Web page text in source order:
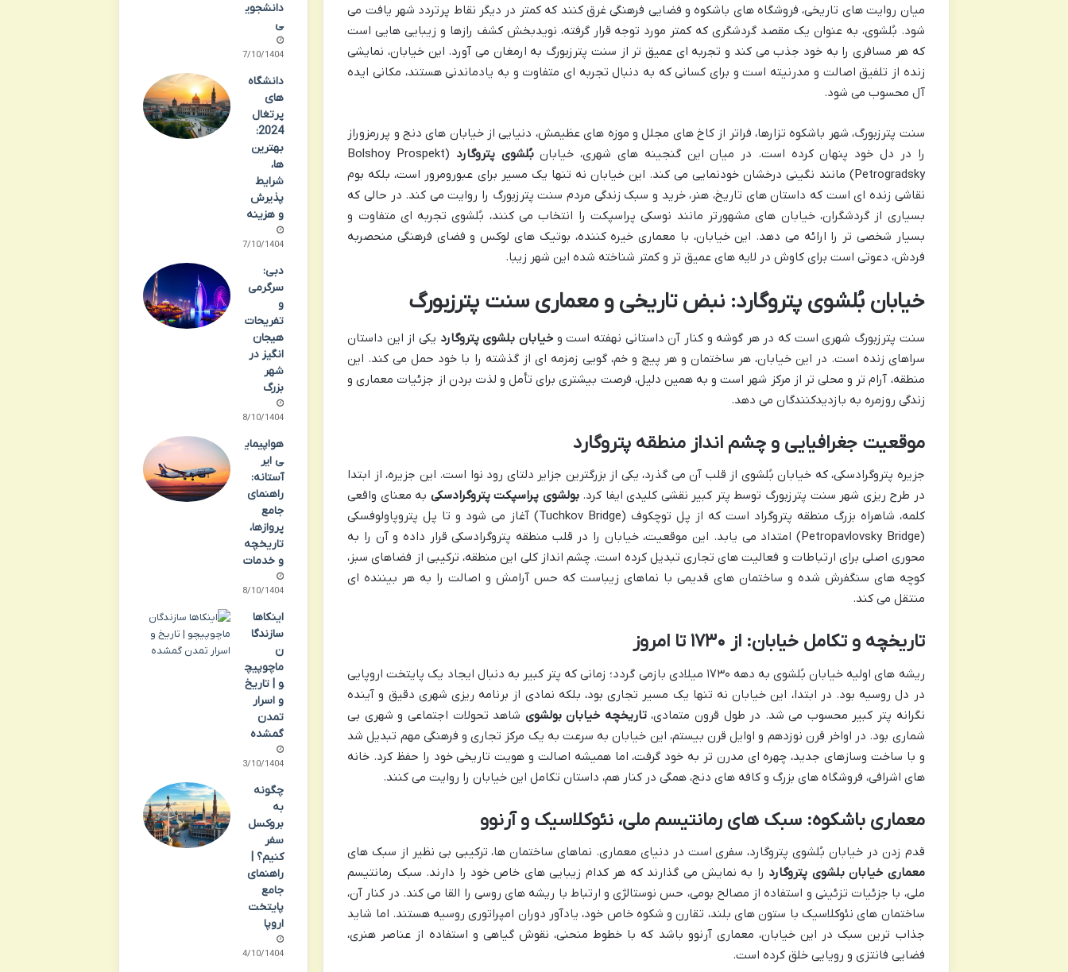
میان روایت های تاریخی، فروشگاه های باشکوه و فضایی فرهنگی غرق کنند که کمتر در دیگر نقاط پرتردد شهر یافت می
شود. بُلشوی، به عنوان یک مقصد گردشگری که کمتر مورد توجه قرار گرفته، نویدبخش کشف رازها و زیبایی هایی است
که هر مسافری را به خود جذب می کند و تجربه ای عمیق تر از سنت پترزبورگ به ارمغان می آورد. این خیابان، نمایشی
زنده از تلفیق اصالت و مدرنیته است و برای کسانی که به دنبال تجربه ای متفاوت و به یادماندنی هستند، مکانی ایده
آل محسوب می شود.
سنت پترزبورگ، شهر باشکوه تزارها، فراتر از کاخ های مجلل و موزه های عظیمش، دنیایی از خیابان های دنج و پررمزوراز
را در دل خود پنهان کرده است. در میان این گنجینه های شهری، خیابانبُلشوی پتروگارد
(Bolshoy Prospekt
Petrogradsky) مانند نگینی درخشان خودنمایی می کند. این خیابان نه تنها یک مسیر برای عبورومرور است، بلکه بوم
نقاشی زنده ای است که داستان های تاریخ، هنر، خرید و سبک زندگی مردم سنت پترزبورگ را روایت می کند. در حالی که
بسیاری از گردشگران، خیابان های مشهورتر مانند نوسکی پراسپکت را انتخاب می کنند، بُلشوی تجربه ای متفاوت و
بسیار شخصی تر را ارائه می دهد. این خیابان، با معماری خیره کننده، بوتیک های لوکس و فضای فرهنگی منحصربه
فردش، دعوتی است برای کاوش در لایه های عمیق تر و کمتر شناخته شده این شهر زیبا.
خیابان بُلشوی پتروگارد: نبض تاریخی و معماری سنت پترزبورگ
سنت پترزبورگ شهری است که در هر گوشه و کنار آن داستانی نهفته است و خیابان بلشوی پتروگارد یکی از این داستان
سراهای زنده است. در این خیابان، هر ساختمان و هر پیچ و خم، گویی زمزمه ای از گذشته را با خود حمل می کند. این
منطقه، آرام تر و محلی تر از مرکز شهر است و به همین دلیل، فرصت بیشتری برای تأمل و لذت بردن از جزئیات معماری و
زندگی روزمره به بازدیدکنندگان می دهد.
موقعیت جغرافیایی و چشم انداز منطقه پتروگارد
جزیره پتروگرادسکی، که خیابان بُلشوی از قلب آن می گذرد، یکی از بزرگترین جزایر دلتای رود نوا است. این جزیره، از ابتدا
در طرح ریزی شهر سنت پترزبورگ توسط پتر کبیر نقشی کلیدی ایفا کرد.بولشوی پراسپکت پتروگرادسکی به معنای واقعی
کلمه، شاهراه بزرگ منطقه پتروگراد است که از پل توچکوف (Tuchkov Bridge) آغاز می شود و تا پل پتروپاولوفسکی
(Petropavlovsky Bridge) امتداد می یابد. این موقعیت، خیابان را در قلب منطقه پتروگرادسکی قرار داده و آن را به
محوری اصلی برای ارتباطات و فعالیت های تجاری تبدیل کرده است. چشم انداز کلی این منطقه، ترکیبی از فضاهای سبز،
کوچه های سنگفرش شده و ساختمان های قدیمی با نماهای زیباست که حس آرامش و اصالت را به هر بیننده ای
منتقل می کند.
تاریخچه و تکامل خیابان: از ۱۷۳۰ تا امروز
ریشه های اولیه خیابان بُلشوی به دهه ۱۷۳۰ میلادی بازمی گردد؛ زمانی که پتر کبیر به دنبال ایجاد یک پایتخت اروپایی
در دل روسیه بود. در ابتدا، این خیابان نه تنها یک مسیر تجاری بود، بلکه نمادی از برنامه ریزی شهری دقیق و آینده
نگرانه پتر کبیر محسوب می شد. در طول قرون متمادی،تاریخچه خیابان بولشوی شاهد تحولات اجتماعی و شهری بی
شماری بود. در اواخر قرن نوزدهم و اوایل قرن بیستم، این خیابان به سرعت به یک مرکز تجاری و فرهنگی مهم تبدیل شد
و با ساخت وسازهای جدید، چهره ای مدرن تر به خود گرفت، اما همیشه اصالت و هویت تاریخی خود را حفظ کرد. خانه
های اشرافی، فروشگاه های بزرگ و کافه های دنج، همگی در کنار هم، داستان تکامل این خیابان را روایت می کنند.
معماری باشکوه: سبک های رمانتیسم ملی، نئوکلاسیک و آرنوو
قدم زدن در خیابان بُلشوی پتروگارد، سفری است در دنیای معماری. نماهای ساختمان ها، ترکیبی بی نظیر از سبک های
معماری خیابان بلشوی پتروگارد را به نمایش می گذارند که هر کدام زیبایی های خاص خود را دارند. سبک رمانتیسم
ملی، با جزئیات تزئینی و استفاده از مصالح بومی، حس نوستالژی و ارتباط با ریشه های روسی را القا می کند. در کنار آن،
ساختمان های نئوکلاسیک با ستون های بلند، تقارن و شکوه خاص خود، یادآور دوران امپراتوری روسیه هستند. اما شاید
جذاب ترین سبک در این خیابان، معماری آرنوو باشد که با خطوط منحنی، نقوش گیاهی و استفاده از عناصر هنری،
فضایی فانتزی و رویایی خلق کرده است.
دانشجوی
ی
07/10/1404
دانشگاه
های
پرتغال
2024:
بهترین
ها،
شرایط
پذیرش
و هزینه
07/10/1404
دبی:
سرگرمی
و
تفریحات
هیجان
انگیز در
شهر
بزرگ
08/10/1404
هواپیمای
ی ایر
آستانه:
راهنمای
جامع
پروازها،
تاریخچه
و خدمات
08/10/1404
اینکاها
سازندگا
ن
ماچوپیچ
و | تاریخ
و اسرار
تمدن
گمشده
13/10/1404
چگونه
به
بروکسل
سفر
کنیم؟ |
راهنمای
جامع
پایتخت
اروپا
14/10/1404